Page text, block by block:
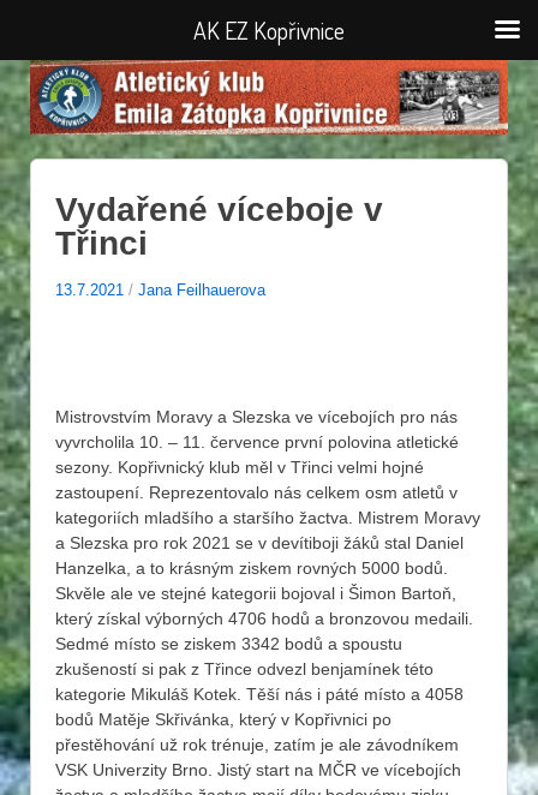
Vydařené víceboje v
Třinci
13.7.2021 / Jana Feilhauerova
Mistrovstvím Moravy a Slezska ve vícebojích pro nás
vyvrcholila 10. – 11. července první polovina atletické
sezony. Kopřivnický klub měl v Třinci velmi hojné
zastoupení. Reprezentovalo nás celkem osm atletů v
kategoriích mladšího a staršího žactva. Mistrem Moravy
a Slezska pro rok 2021 se v devítiboji žáků stal Daniel
Hanzelka, a to krásným ziskem rovných 5000 bodů.
Skvěle ale ve stejné kategorii bojoval i Šimon Bartoň,
který získal výborných 4706 hodů a bronzovou medaili.
Sedmé místo se ziskem 3342 bodů a spoustu
zkušeností si pak z Třince odvezl benjamínek této
kategorie Mikuláš Kotek. Těší nás i páté místo a 4058
bodů Matěje Skřivánka, který v Kopřivnici po
přestěhování už rok trénuje, zatím je ale závodníkem
VSK Univerzity Brno. Jistý start na MČR ve vícebojích
AK EZ Kopřivnice